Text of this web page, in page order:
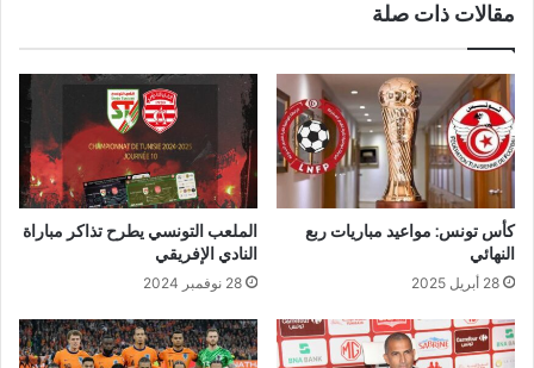
مقالات ذات صلة
كأس تونس: مواعيد مباريات ربع
النهائي
28 أبريل 2025
الملعب التونسي يطرح تذاكر مباراة
النادي الإفريقي
28 نوفمبر 2024